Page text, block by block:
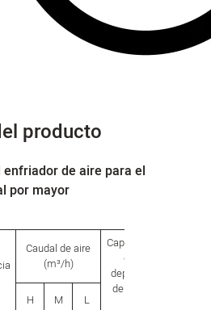
producto
de aire para el
por mayor
Caudal de aire
(m³/h)
Capacidad
del
depósito
de agua
H M L